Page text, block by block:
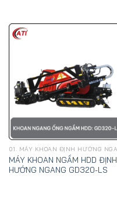
MÁY KHOAN NGẦM HDD ĐỊNH
HƯỚNG NGANG GD320-LS